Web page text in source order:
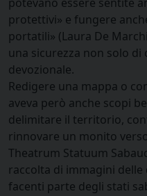
protettivi» e fungere
portatili» (Laura De
una sicurezza non solo
devozionale.
Redigere una mappa o
aveva però anche scopi
delimitare il territorio,
rinnovare un monito
Theatrum Statuum
raccolta di immagini
facenti parte degli stati